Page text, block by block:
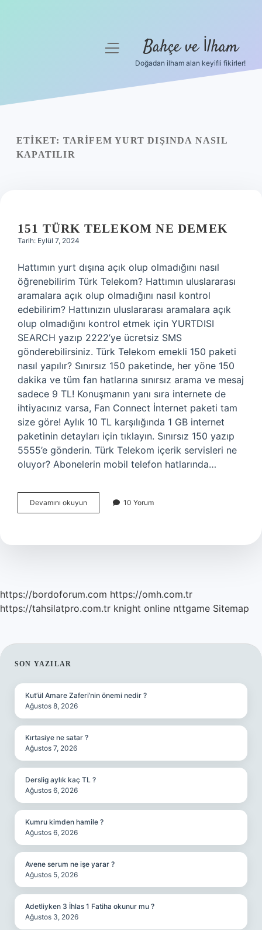
Yasal Uyarı
menüyü
Bahçe ve İlham
Doğadan ilham alan keyifli fikirler!
ETIKET: TARIFEM YURT DIŞINDA NASIL
KAPATILIR
151 TÜRK TELEKOM NE DEMEK
Tarih: Eylül 7, 2024
Hattımın yurt dışına açık olup olmadığını nasıl
öğrenebilirim Türk Telekom? Hattımın uluslararası
aramalara açık olup olmadığını nasıl kontrol
edebilirim? Hattınızın uluslararası aramalara açık
olup olmadığını kontrol etmek için YURTDISI
SEARCH yazıp 2222’ye ücretsiz SMS
gönderebilirsiniz. Türk Telekom emekli 150 paketi
nasıl yapılır? Sınırsız 150 paketinde, her yöne 150
dakika ve tüm fan hatlarına sınırsız arama ve mesaj
sadece 9 TL! Konuşmanın yanı sıra internete de
ihtiyacınız varsa, Fan Connect İnternet paketi tam
size göre! Aylık 10 TL karşılığında 1 GB internet
paketinin detayları için tıklayın. Sınırsız 150 yazıp
5555’e gönderin. Türk Telekom içerik servisleri ne
oluyor? Abonelerin mobil telefon hatlarında…
Devamını okuyun
Türk
Demek
10 Yorum
https://bordoforum.com https://omh.com.tr
https://tahsilatpro.com.tr knight online nttgame Sitemap
SIDEBAR
SON YAZILAR
Kut’ül Amare Zaferi’nin önemi nedir ?
Ağustos 8, 2026
Kırtasiye ne satar ?
Ağustos 7, 2026
Derslig aylık kaç TL ?
Ağustos 6, 2026
Kumru kimden hamile ?
Ağustos 6, 2026
Avene serum ne işe yarar ?
Ağustos 5, 2026
Adetliyken 3 İhlas 1 Fatiha okunur mu ?
Ağustos 3, 2026